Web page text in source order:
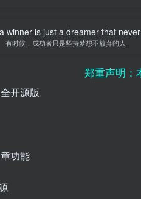
winner is just a dreamer that
有时候，成功者只是坚持梦想不放弃的人
郑重声明：本站教
开源版
功能